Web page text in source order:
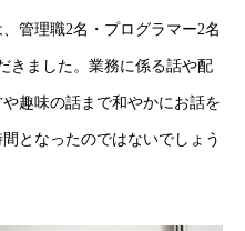
管理職2名・プログラマー2名
きました。業務に係る話や配
趣味の話まで和やかにお話を
となったのではないでしょう